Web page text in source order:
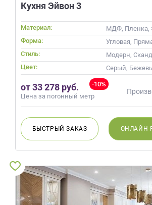
Кухня Эйвон 3
Материал:
МДФ, Пленка,
Форма:
Угловая,
Стиль:
Модерн,
Цвет:
Серый,
-10%
от 33 278 руб.
Цена за погонный метр
БЫСТРЫЙЗАКАЗ ОНЛАЙН